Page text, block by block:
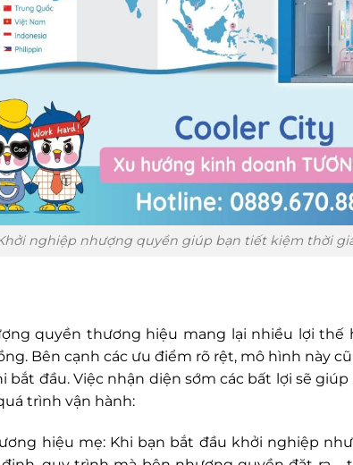
nghiệp nhượng quyền giúp bạn tiết kiệm thời
quyền thương hiệu mang lại nhiều lợi thế
Bên cạnh các ưu điểm rõ rệt, mô hình này
bắt đầu. Việc nhận diện sớm các bất lợi sẽ
trình vận hành:
hiệu mẹ: Khi bạn bắt đầu khởi nghiệp